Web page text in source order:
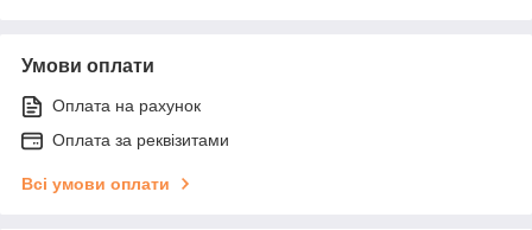
Умови оплати
Оплата на рахунок
Оплата за реквізитами
Всі умови оплати